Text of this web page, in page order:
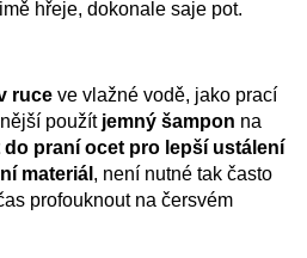
hřeje, dokonale saje pot.
ruce ve vlažné vodě, jako prací
použít jemný šampon na
praní ocet pro lepší ustálení
materiál , není nutné tak často
profouknout na čersvém